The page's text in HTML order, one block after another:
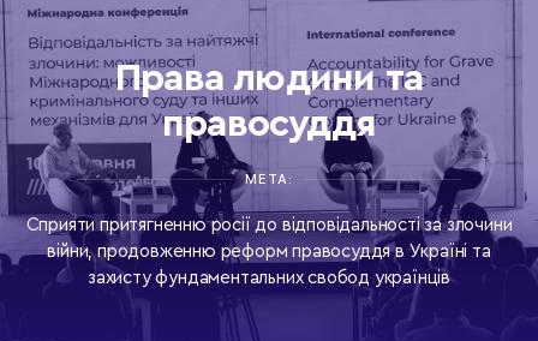
Права людини та
правосуддя
МЕТА:
Сприяти притягненню росії до відповідальності за злочини
війни, продовженню реформ правосуддя в Україні та
захисту фундаментальних свобод українців